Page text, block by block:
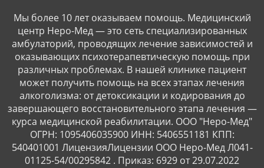
Мы более 10 лет оказываем помощь. Медицинский
центр Неро-Мед — это сеть специализированных
амбулаторий, проводящих лечение зависимостей и
оказывающих психотерапевтическую помощь при
различных проблемах. В нашей клинике пациент
может получить помощь на всех этапах лечения
алкоголизма: от детоксикации и кодирования до
завершающего восстановительного этапа лечения —
курса медицинской реабилитации. ООО "Неро-Мед"
ОГРН: 1095406035900 ИНН: 5406551181 КПП:
540401001 ЛицензияЛицензии ООО Неро-Мед Л041-
01125-54/00295842 . Приказ: 6929 от 29.07.2022